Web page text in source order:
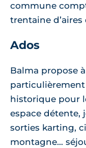
commune
trentaine
Ados
Balma propose
particulièrement
historique pour
espace détente,
sorties karting,
montagne…